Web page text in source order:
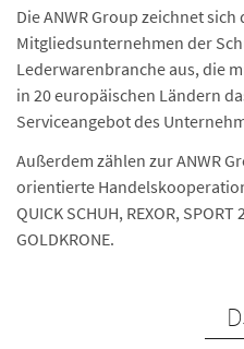
Die ANWR Group zeichnet
Mitglieds­unternehmen der
Lederwarenbranche aus, die
in 20 europäischen Ländern
Serviceangebot des
Außerdem zählen zur ANWR
orientierte
QUICK SCHUH, REXOR,
GOLDKRONE.